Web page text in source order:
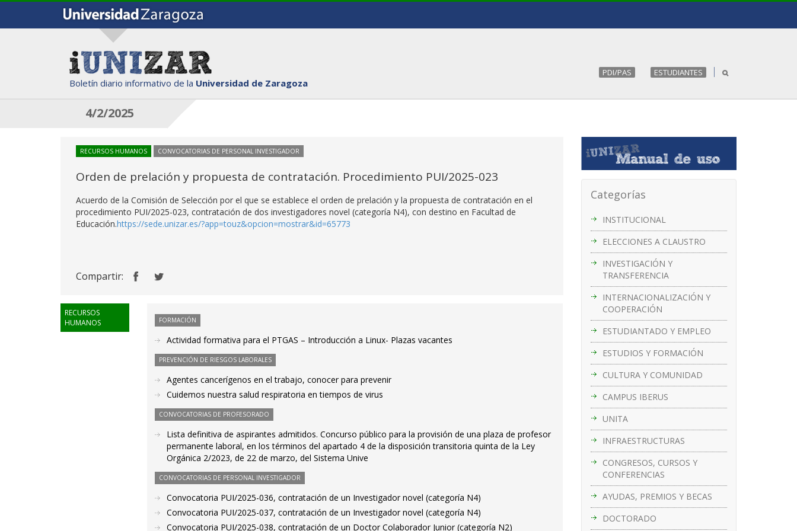
Boletín diario informativo de la Universidad de Zaragoza
PDI/PAS ESTUDIANTES
4/2/2025
Categorías
INSTITUCIONAL
ELECCIONES A CLAUSTRO
INVESTIGACIÓN Y
TRANSFERENCIA
INTERNACIONALIZACIÓN Y
COOPERACIÓN
ESTUDIANTADO Y EMPLEO
ESTUDIOS Y FORMACIÓN
CULTURA Y COMUNIDAD
CAMPUS IBERUS
UNITA
INFRAESTRUCTURAS
CONGRESOS, CURSOS Y
CONFERENCIAS
AYUDAS, PREMIOS Y BECAS
DOCTORADO
RECURSOS HUMANOS CONVOCATORIAS DE PERSONAL INVESTIGADOR
Orden de prelación y propuesta de contratación. Procedimiento PUI/2025-023
Acuerdo de la Comisión de Selección por el que se establece el orden de prelación y la propuesta de contratación en el
procedimiento PUI/2025-023, contratación de dos investigadores novel (categoría N4), con destino en Facultad de
Educación.https://sede.unizar.es/?app=touz&opcion=mostrar&id=65773
Compartir:
RECURSOS
HUMANOS
FORMACIÓN
Actividad formativa para el PTGAS – Introducción a Linux- Plazas vacantes
PREVENCIÓN DE RIESGOS LABORALES
Agentes cancerígenos en el trabajo, conocer para prevenir
Cuidemos nuestra salud respiratoria en tiempos de virus
CONVOCATORIAS DE PROFESORADO
Lista definitiva de aspirantes admitidos. Concurso público para la provisión de una plaza de profesor
permanente laboral, en los términos del apartado 4 de la disposición transitoria quinta de la Ley
Orgánica 2/2023, de 22 de marzo, del Sistema Unive
CONVOCATORIAS DE PERSONAL INVESTIGADOR
Convocatoria PUI/2025-036, contratación de un Investigador novel (categoría N4)
Convocatoria PUI/2025-037, contratación de un Investigador novel (categoría N4)
Convocatoria PUI/2025-038, contratación de un Doctor Colaborador Junior (categoría N2)